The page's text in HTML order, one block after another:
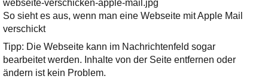
webseite-verschicken-apple-mail.jpg
So sieht es aus, wenn man eine Webseite mit Apple Mail
verschickt
Tipp: Die Webseite kann im Nachrichtenfeld sogar
bearbeitet werden. Inhalte von der Seite entfernen oder
ändern ist kein Problem.